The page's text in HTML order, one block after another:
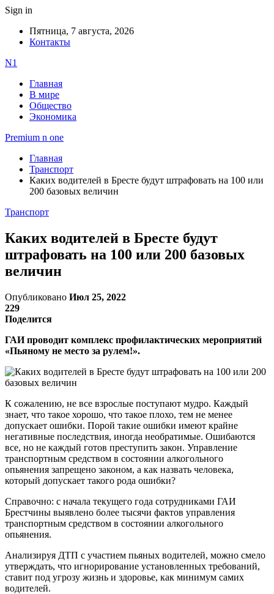
Sign in
Пятница, 7 августа, 2026
Контакты
N1
Главная
В мире
Общество
Экономика
Premium n one
Главная
Транспорт
Каких водителей в Бресте будут штрафовать на 100 или
200 базовых величин
Транспорт
Каких водителей в Бресте будут
штрафовать на 100 или 200 базовых
величин
Опубликовано Июл 25, 2022
229
Поделится
ГАИ проводит комплекс профилактических мероприятий
«Пьяному не место за рулем!».
К сожалению, не все взрослые поступают мудро. Каждый
знает, что такое хорошо, что такое плохо, тем не менее
допускает ошибки. Порой такие ошибки имеют крайне
негативные последствия, иногда необратимые. Ошибаются
все, но не каждый готов преступить закон. Управление
транспортным средством в состоянии алкогольного
опьянения запрещено законом, а как назвать человека,
который допускает такого рода ошибки?
Справочно: с начала текущего года сотрудниками ГАИ
Брестчины выявлено более тысячи фактов управления
транспортным средством в состоянии алкогольного
опьянения.
Анализируя ДТП с участием пьяных водителей, можно смело
утверждать, что игнорирование установленных требований,
ставит под угрозу жизнь и здоровье, как минимум самих
водителей.